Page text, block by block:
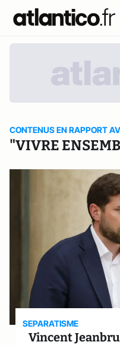
CONTENUS EN RAPPORT
"VIVRE
SEPARATISME
Vincent